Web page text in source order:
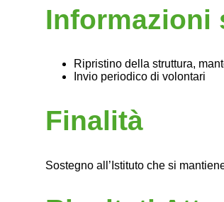
Informazioni
Ripristino della struttura,
Invio periodico di volontari
Finalità
Sostegno all’Istituto che si